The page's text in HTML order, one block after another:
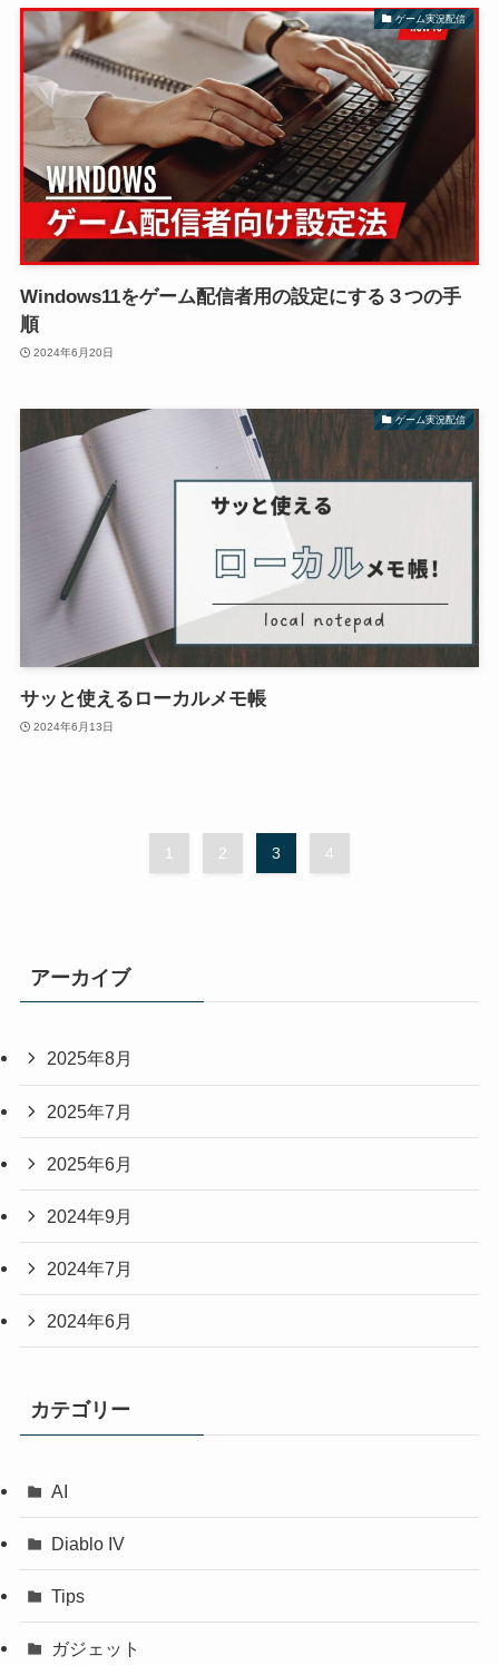
ゲーム実況配信
Windows11をゲーム配信者用の設定にする３つの手
順
2024年6月20日
ゲーム実況配信
サッと使えるローカルメモ帳
2024年6月13日
1 2 3 4
アーカイブ
2025年8月
2025年7月
2025年6月
2024年9月
2024年7月
2024年6月
カテゴリー
AI
Diablo IV
Tips
ガジェット